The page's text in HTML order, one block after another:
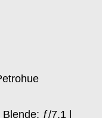
ƒ/7.1 |